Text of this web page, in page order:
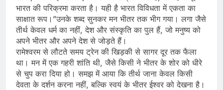
भारत की परिक्रमा करता है। यही है भारत विविधता में एकता का
साक्षात रूप।”उनके शब्द सुनकर मन भीतर तक भीग गया। लगा जैसे
तीर्थ केवल धर्म का नहीं, देश और संस्कृति का पुल हैं, जो मनुष्य को
अपने भीतर और अपने देश से जोड़ते हैं।
रामेश्वरम से लौटते समय ट्रेन की खिड़की से सागर दूर तक फैला
था। मन में एक गहरी शांति थी, जैसे किसी ने भीतर के शोर को धीरे
से चुप करा दिया हो। समझ में आया कि तीर्थ जाना केवल किसी
देवता के दर्शन करना नहीं, बल्कि स्वयं के भीतर ईश्वर को देखना है।